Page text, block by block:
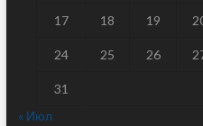
17 18 19
24 25 26
31
« Июл